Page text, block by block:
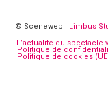
© Sceneweb | Limbus
L’actualité du spectacle
Politique de
Politique de cookies